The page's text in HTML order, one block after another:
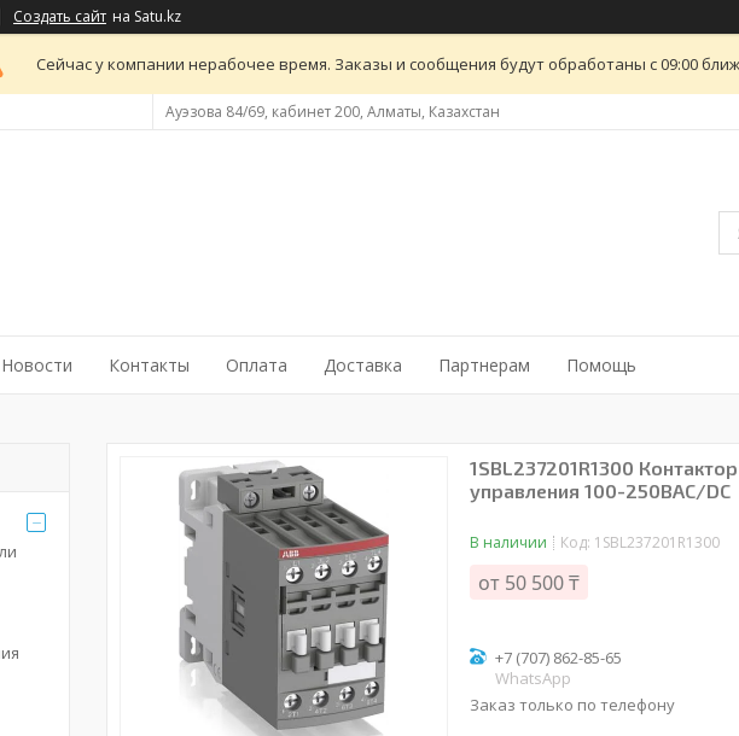
Создать сайт на Satu.kz
Сейчас у компании нерабочее время. Заказы и сообщения будут обработаны с 09:00
Ауэзова 84/69, кабинет 200, Алматы, Казахстан
Новости Контакты Оплата Доставка Партнерам Помощь
1SBL237201R1300
управления 100-250BAC/DC
В наличии Код: 1SBL237201R1300
от 50 500 ₸
+7 (707) 862-85-65
WhatsApp
Заказ только по телефону